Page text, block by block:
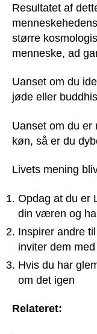
Resultatet af
større
menneske, ad
Uanset om du
jøde eller
Uanset om du er
køn, så er du
Livets mening
Opdag at du er
din væren og
Inspirer andre
inviter dem
Hvis du har
om det igen
Relateret: